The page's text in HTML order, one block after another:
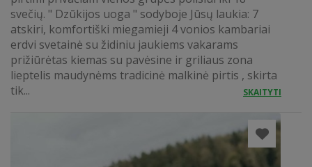
svečių. " Dzūkijos uoga " sodyboje Jūsų laukia: 7
atskiri, komfortiški miegamieji 4 vonios kambariai
erdvi svetainė su židiniu jaukiems vakarams
prižiūrėtas kiemas su pavėsine ir griliaus zona
lieptelis maudynėms tradicinė malkinė pirtis , skirta
tik...
SKAITYTI